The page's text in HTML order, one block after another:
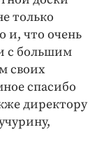
только
и, что очень
с большим
своих
спасибо
директору